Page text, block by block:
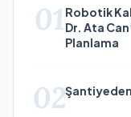
01 Robotik
Dr. Ata
Planlama
02